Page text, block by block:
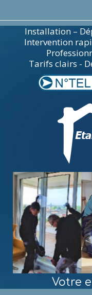
Installation –
Intervention
Tarifs clairs -
Votre